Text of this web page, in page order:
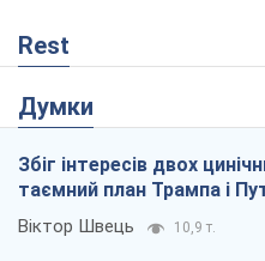
Rest
Думки
Збіг інтересів двох
таємний план Трампа і
Віктор Швець 10,9 т.